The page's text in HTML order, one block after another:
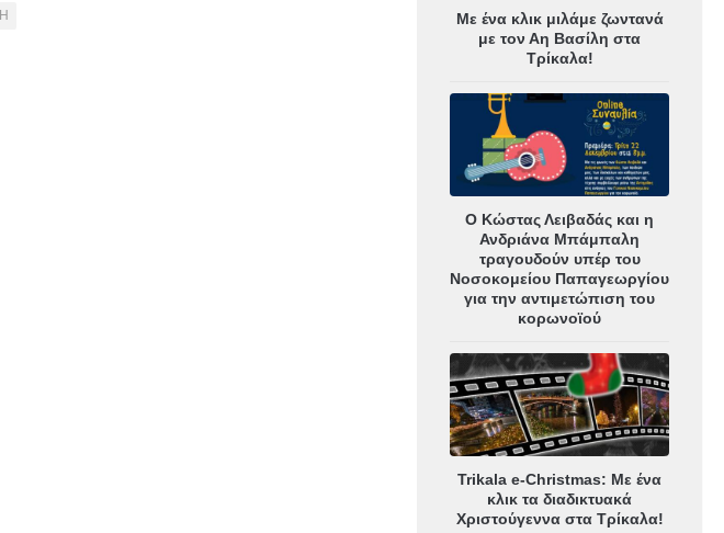
Με ένα κλικ μιλάμε ζωντανά
με τον Αη Βασίλη στα
Τρίκαλα!
Ο Κώστας Λειβαδάς και η
Ανδριάνα Μπάμπαλη
τραγουδούν υπέρ του
Νοσοκομείου Παπαγεωργίου
για την αντιμετώπιση του
κορωνοϊού
Trikala e-Christmas: Με ένα
κλικ τα διαδικτυακά
Χριστούγεννα στα Τρίκαλα!